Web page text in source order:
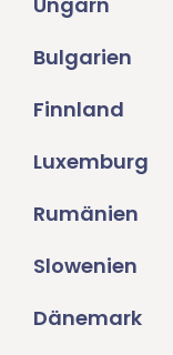
Bulgarien
Finnland
Luxemburg
Rumänien
Slowenien
Dänemark